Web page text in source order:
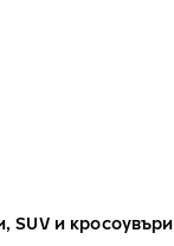
SUV и кросоувъри